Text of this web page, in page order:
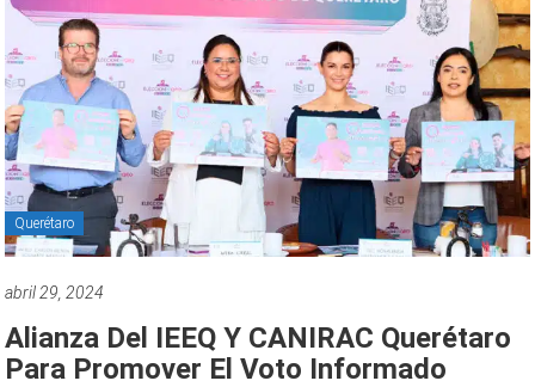
Querétaro
abril 29, 2024
Alianza Del IEEQ Y CANIRAC Querétaro
Para Promover El Voto Informado